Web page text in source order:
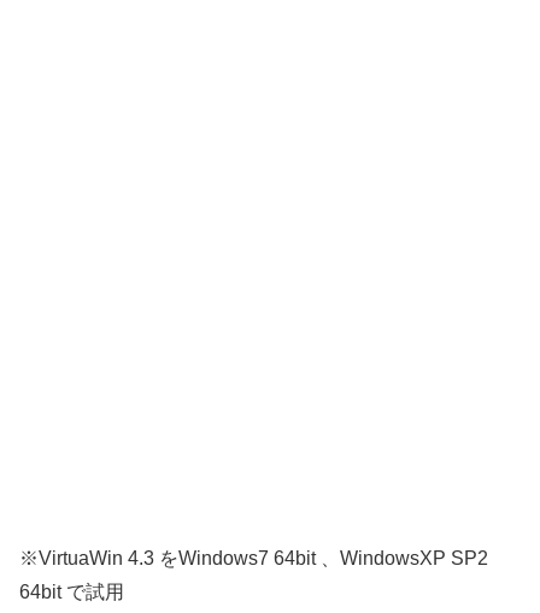
※VirtuaWin 4.3 をWindows7 64bit 、WindowsXP SP2
64bit で試用